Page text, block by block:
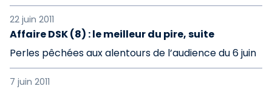
22 juin 2011
Affaire DSK (8) : le meilleur du pire, suite
Perles pêchées aux alentours de l’audience du 6 juin
7 juin 2011